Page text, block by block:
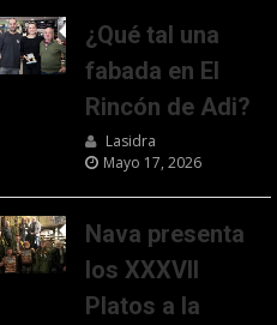
¿Qué tal una
fabada en El
Rincón de Adi?
Lasidra
Mayo 17, 2026
Nava presenta
los XXXVII
Platos a la